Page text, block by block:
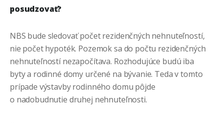
posudzovať?
NBS bude sledovať počet rezidenčných nehnuteľností,
nie počet hypoték. Pozemok sa do počtu rezidenčných
nehnuteľností nezapočítava. Rozhodujúce budú iba
byty a rodinné domy určené na bývanie. Teda v tomto
prípade výstavby rodinného domu pôjde
o nadobudnutie druhej nehnuteľnosti.